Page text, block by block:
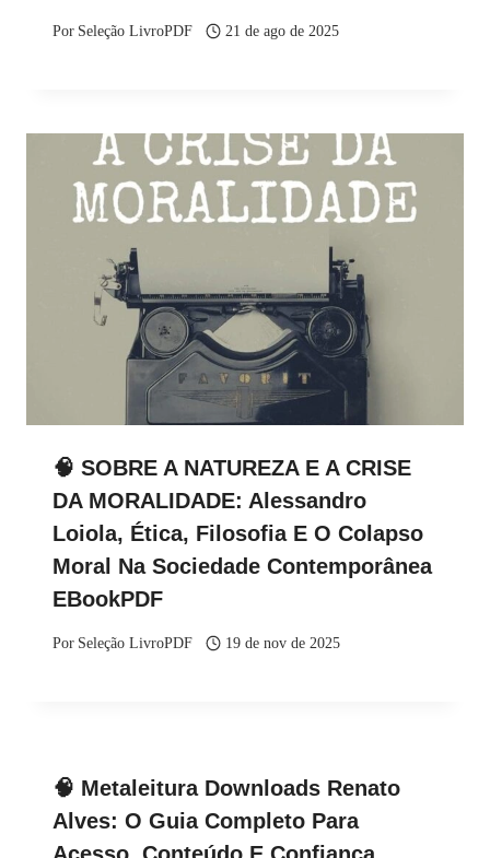
Por Seleção LivroPDF 21 de ago de 2025
🧠 SOBRE A NATUREZA E A CRISE
DA MORALIDADE: Alessandro
Loiola, Ética, Filosofia E O Colapso
Moral Na Sociedade Contemporânea
EBookPDF
Por Seleção LivroPDF 19 de nov de 2025
🧠 Metaleitura Downloads Renato
Alves: O Guia Completo Para